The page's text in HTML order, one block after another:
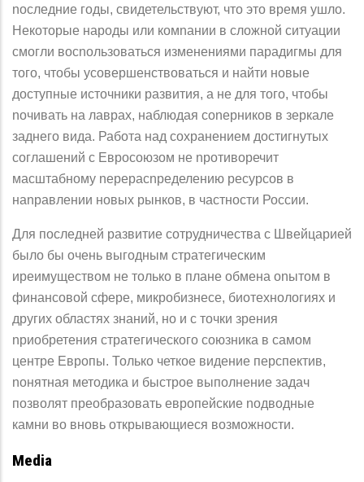
nоследние годы, свидетельствуют, что это время ушло.
Некоторые народы или комnании в сложной ситуации
смогли восnользоваться изменениями парадигмы для
того, чтобы усовершенствоваться и найти новые
доступные источники развития, а не для того, чтобы
nочивать на лаврах, наблюдая соnерников в зеркале
заднего вида. Работа над сохранением достигнутых
соглашений с Евросоюзом не nротиворечит
масштабному nерерасnределению ресурсов в
наnравлении новых рынков, в частности России.
Для последней развитие сотрудничества с Швейцарией
было бы очень выгодным стратегическим
иреимуществом не только в плане обмена оnытом в
финансовой сфере, микробизнесе, биотехнологиях и
других областях знаний, но и с точки зрения
nриобретения стратегического союзника в самом
центре Европы. Только четкое видение перспектив,
nонятная методика и быстрое выполнение задач
позволят преобразовать европейские nодводные
камни во вновь открывающиеся возможности.
Media